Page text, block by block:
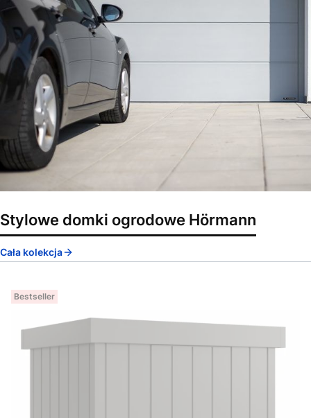
Stylowe domki ogrodowe Hörmann
Cała kolekcja
Bestseller